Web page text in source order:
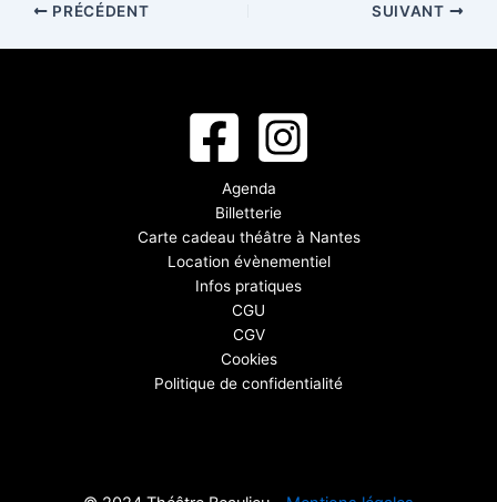
PRÉCÉDENT SUIVANT
Agenda
Billetterie
Carte cadeau théâtre à Nantes
Location évènementiel
Infos pratiques
CGU
CGV
Cookies
Politique de confidentialité